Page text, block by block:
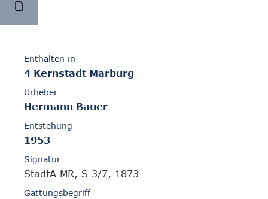
Enthalten in
4 Kernstadt Marburg
Urheber
Hermann Bauer
Entstehung
1953
Signatur
StadtA MR, S 3/7, 1873
Gattungsbegriff